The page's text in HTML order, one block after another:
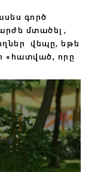
գործ
արժե մտածել,
վեպը, եթե
«հատված, որը